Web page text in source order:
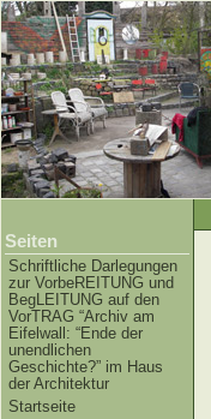
Seiten
Schriftliche Darlegungen
zur VorbeREITUNG und
BegLEITUNG auf den
VorTRAG “Archiv am
Eifelwall: “Ende der
unendlichen
Geschichte?” im Haus
der Architektur
Startseite